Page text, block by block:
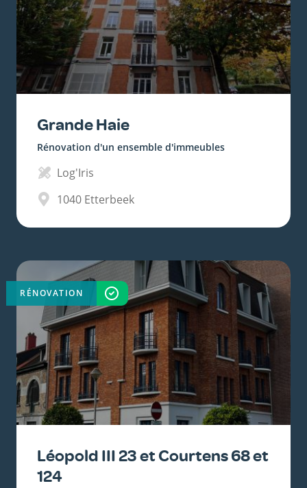
Grande Haie
Rénovation d'un ensemble d'immeubles
Log'Iris
1040 Etterbeek
Léopold III 23 et Courtens 68 et
124
RÉNOVATION TERMINÉ